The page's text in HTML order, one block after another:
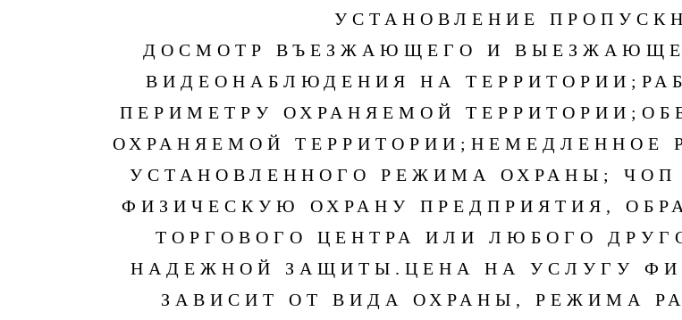
УСТАНОВЛЕНИЕ
ДОСМОТР ВЪЕЗЖАЮЩЕГО И
ВИДЕОНАБЛЮДЕНИЯ НА ТЕРРИТОРИИ;
ПЕРИМЕТРУ ОХРАНЯЕМОЙ ТЕРРИТОРИИ;
ОХРАНЯЕМОЙ ТЕРРИТОРИИ; НЕМЕДЛЕННОЕ
УСТАНОВЛЕННОГО РЕЖИМА ОХРАНЫ;
ЧОП
ФИЗИЧЕСКУЮ ОХРАНУ ПРЕДПРИЯТИЯ,
ТОРГОВОГО ЦЕНТРА ИЛИ ЛЮБОГО
НАДЕЖНОЙ ЗАЩИТЫ. ЦЕНА НА УСЛУГУ
ЗАВИСИТ ОТ ВИДА ОХРАНЫ, РЕЖИМА